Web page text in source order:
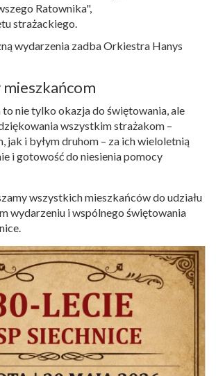
Ratownika",
strażackiego.
wydarzenia zadba Orkiestra Hanys
mieszkańcom
to nie tylko okazja do świętowania, ale
wszystkim strażakom –
jak i byłym druhom – za ich wieloletnią
i gotowość do niesienia pomocy
wszystkich mieszkańców do udziału
wydarzeniu i wspólnego świętowania